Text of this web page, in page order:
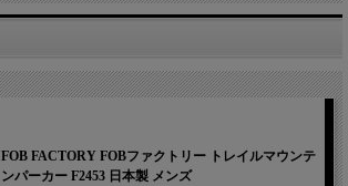
FOB FACTORY FOBファクトリー トレイルマウンテ
ンパーカー F2453 日本製 メンズ